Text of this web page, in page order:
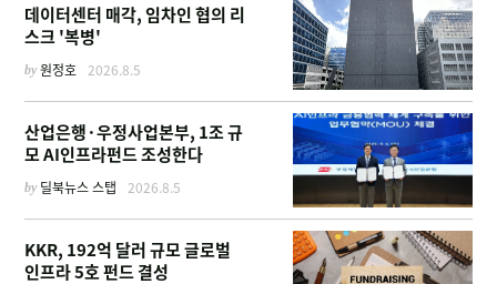
데이터센터 매각, 임차인 협의 리
스크 '복병'
by원정호 2026.8.5
산업은행·우정사업본부, 1조 규
모 AI인프라펀드 조성한다
by 딜북뉴스 스탭 2026.8.5
KKR, 192억 달러 규모 글로벌
인프라 5호 펀드 결성